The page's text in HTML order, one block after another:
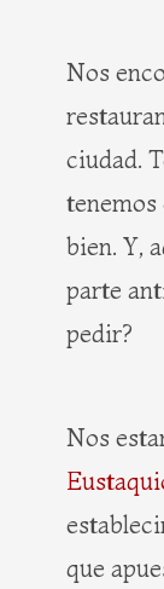
Nos
ciudad.
bien. Y,
parte
pedir?
Nos
que